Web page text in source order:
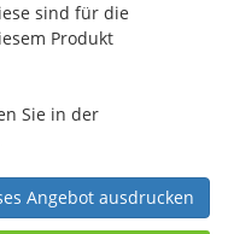
sind für die
Produkt
Sie in der
Angebot ausdrucken